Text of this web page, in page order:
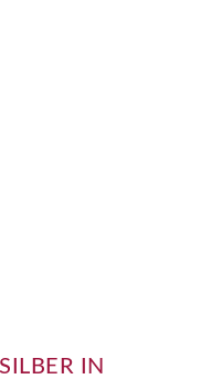
IN